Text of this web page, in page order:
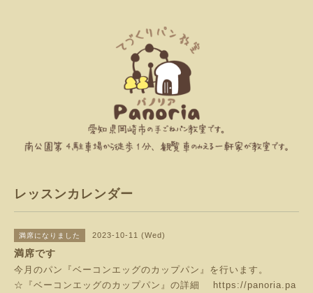
レッスンカレンダー
満席になりました 2023-10-11 (Wed)
満席です
今月のパン『ベーコンエッグのカップパン』を行います。
☆『ベーコンエッグのカップパン』の詳細
https://panoria.pa